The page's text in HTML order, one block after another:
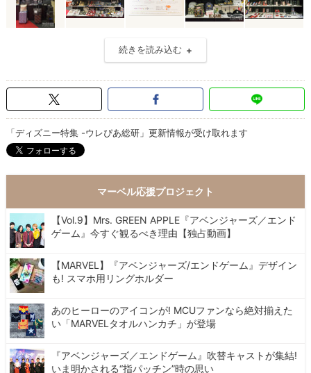
続きを読み込む
「ディズニー特集 -ウレぴあ総研」更新情報が受け取れます
マーベル応援プロジェクト
【Vol.9】Mrs. GREEN APPLE『アベンジャーズ／エンド
ゲーム』今すぐ観るべき理由【独占動画】
【MARVEL】『アベンジャーズ/エンドゲーム』デザイン
も! スマホ用リングホルダー
あのヒーローのアイコンが! MCUファンなら絶対揃えた
い「MARVELタオルハンカチ」が登場
『アベンジャーズ／エンドゲーム』吹替キャストが集結!
いま明かされる“指パッチン”時の思い